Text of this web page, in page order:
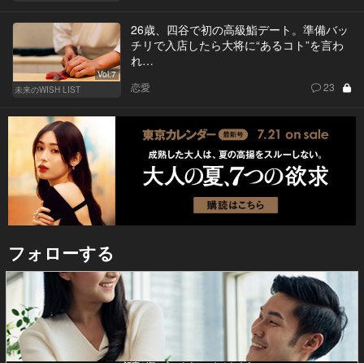
Vol.7
未来のWISH LIST
26歳、四谷で初の高級鮨デート。準備バッ
チリで入店したら大将に“あるコト”を言わ
れ…
恋愛 23
フォローする